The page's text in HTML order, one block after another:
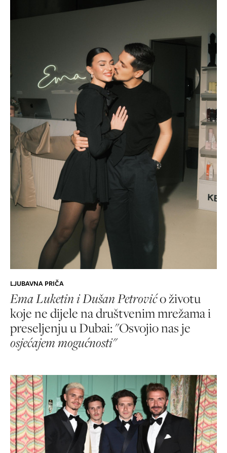
LJUBAVNA PRIČA
Ema Luketin i Dušan Petrovićo životu
koje ne dijele na društvenim mrežama i
preseljenju u Dubai: "Osvojio nas je
osjećajem mogućnosti"